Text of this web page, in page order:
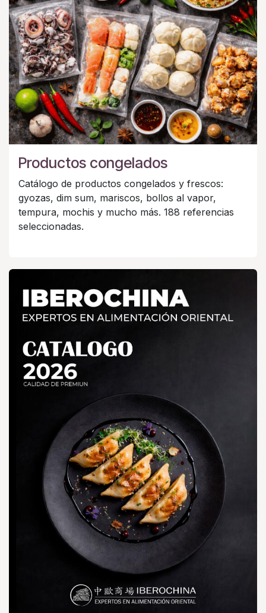
Productos congelados
Catálogo de productos congelados y frescos:
gyozas, dim sum, mariscos, bollos al vapor,
tempura, mochis y mucho más. 188 referencias
seleccionadas.